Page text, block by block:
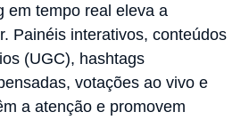
em tempo real eleva a
Painéis interativos, conteúdos
(UGC), hashtags
votações ao vivo e
a atenção e promovem